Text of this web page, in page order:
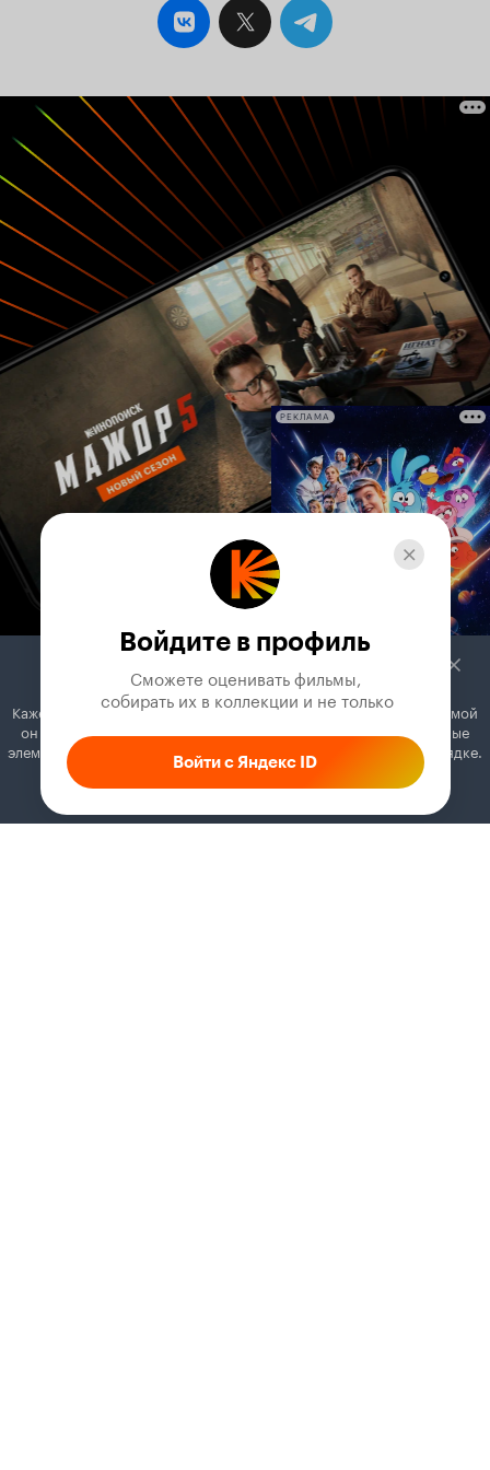
РЕКЛАМА
Войдите в профиль
Сможете оценивать фильмы,
собирать их в коллекции и не только
Войти с Яндекс ID
Кажется, вы используете блокировщик рекламы. Вместе с рекламой
он может отключать постеры, папки с фильмами и другие важные
элементы. Добавьте Кинопоиск в исключения, и всё будет в порядке.
Как это сделать